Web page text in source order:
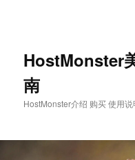
HostMonster
南
HostMonster介绍 购买 使用